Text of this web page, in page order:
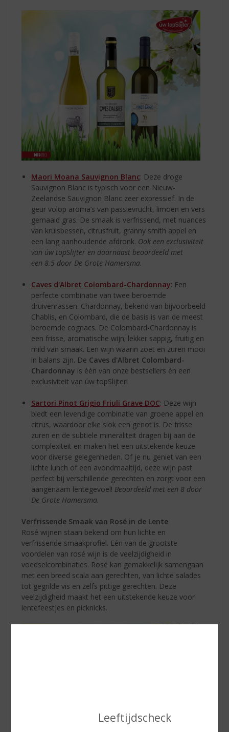
Leeftijdscheck
Maori Moana Sauvignon Blanc: Deze droge
Sauvignon Blanc is typisch voor een Nieuw-
Zeelandse Sauvignon Blanc zeer expressief. In de
geur volop aroma’s van passievrucht, limoen en vers
gemaaid gras. De smaak is verfrissend, met nuances
van kruisbessen, citrusfruit, granny smith appel en
een lang aanhoudende afdronk. Ook een exclusiviteit
van úw topSlijter en daarnaast beoordeeld met
een 8.5 door De Grote Hamersma.
Caves d'Albret Colombard-Chardonnay: Een
perfecte combinatie van twee beroemde
druivenrassen. Chardonnay, bekend van bijvoorbeeld
Chablis, en Colombard, die de basis is van de meest
beroemde cognacs. De Colombard-Chardonnay is
een frisse, aromatische wijn; lekker sappig, fruitig en
mild van smaak. Een wijn waarin zoet en zuren mooi
in balans zijn. De Caves d'Albret Colombard-
Chardonnay is één van onze bestsellers én een
exclusiviteit van úw topSlijter!
Sartori Pinot Grigio Friuli Grave DOC: Deze wijn
biedt een levendige combinatie van groene appel en
citrus, waardoor elke slok een genot is. De frisse
zuren en de subtiele mineraliteit dragen bij aan de
complexiteit en maken het een uitstekende keuze
voor diverse gelegenheden. Of je nu geniet van een
lichte lunch of een avondmaaltijd, deze wijn past
perfect bij verschillende gerechten en zorgt voor een
aangenaam lentegevoel! Beoordeeld met een 8 door
De Grote Hamersma.
Verfrissende Smaak van Rosé in de Lente
Rosé wijnen staan bekend om hun lichte en
verfrissende smaakprofiel. Eén van de grootste
voordelen van rosé wijn is de veelzijdigheid in
voedselcombinaties. Rosé kan gemakkelijk samengaan
met een breed scala aan gerechten, van lichte salades
tot gegrilde vis en zelfs pittige gerechten. Deze
veelzijdigheid maakt het een uitstekende keuze voor
lentefeestjes en picknicks.